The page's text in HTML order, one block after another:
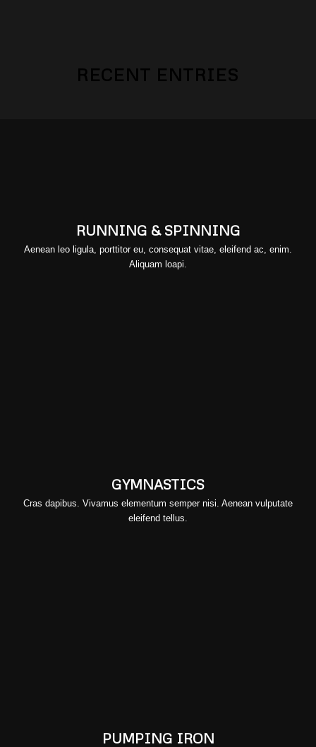
RECENT ENTRIES
RUNNING & SPINNING
Aenean leo ligula, porttitor eu, consequat vitae, eleifend ac, enim.
Aliquam loapi.
GYMNASTICS
Cras dapibus. Vivamus elementum semper nisi. Aenean vulputate
eleifend tellus.
PUMPING IRON